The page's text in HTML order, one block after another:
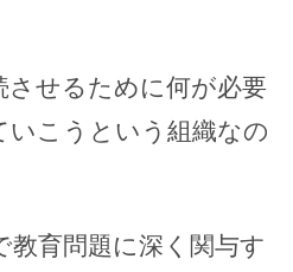
させるために何が必要
いこうという組織なの
育問題に深く関与す